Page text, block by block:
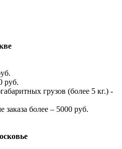
руб.
грузов (более 5 кг.) -
более – 5000 руб.